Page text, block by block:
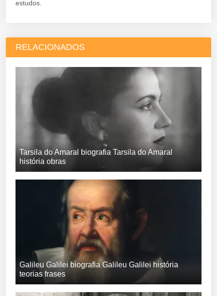
estudos.
RELACIONADOS
Tarsila do Amaral biografia Tarsila do Amaral
história obras
Galileu Galilei biografia Galileu Galilei história
teorias frases